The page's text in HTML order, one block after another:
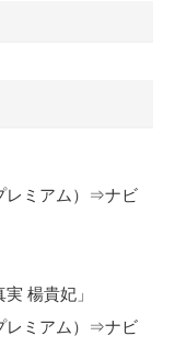
レミアム）⇒ナビ
楊貴妃」
レミアム）⇒ナビ